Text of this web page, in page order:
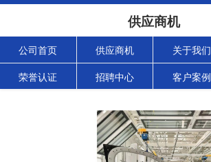
供应商机
公司首页 供应商机 关于我们
荣誉认证 招聘中心 客户案例